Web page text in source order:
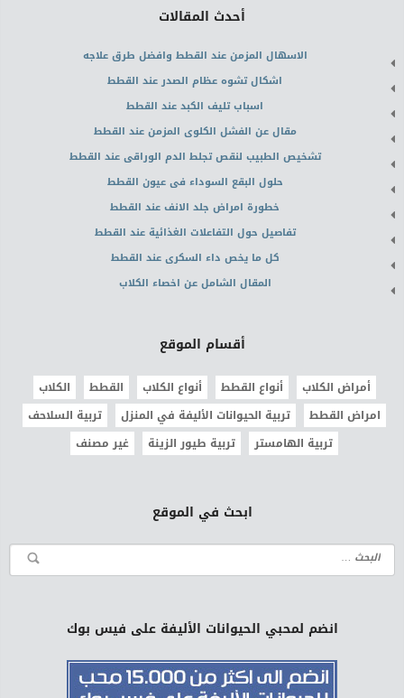
أحدث المقالات
الاسهال المزمن عند القطط وافضل طرق علاجه
اشكال تشوه عظام الصدر عند القطط
اسباب تليف الكبد عند القطط
مقال عن الفشل الكلوى المزمن عند القطط
تشخيص الطبيب لنقص تجلط الدم الوراقى عند القطط
حلول البقع السوداء فى عيون القطط
خطورة امراض جلد الانف عند القطط
تفاصيل حول التفاعلات الغذائية عند القطط
كل ما يخص داء السكرى عند القطط
المقال الشامل عن اخصاء الكلاب
أقسام الموقع
أمراض الكلاب أنواع القطط أنواع الكلاب القطط
الكلاب
امراض القطط
تربية الحيوانات الأليفة في المنزل
تربية السلاحف
تربية الهامستر
تربية طيور الزينة غير مصنف
ابحث في الموقع
انضم لمحبي الحيوانات الأليفة على فيس بوك